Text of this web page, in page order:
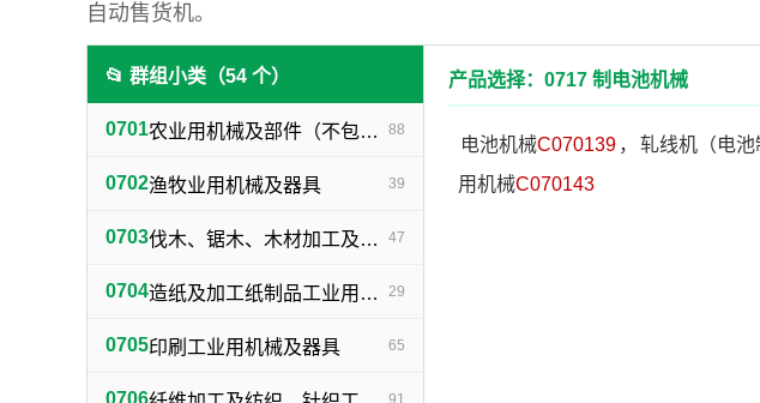
自动售货机。
📂 群组小类（54 个）
0701 农业用机械及部件（不包括小农具） 88
0702渔牧业用机械及器具 39
0703 伐木、锯木、木材加工及火柴生产用机械及器具 47
0704 造纸及加工纸制品工业用机械及器具 29
0705印刷工业用机械及器具 65
0706 91
产品选择：0717 制电池机械
电池机械C070139 ， 轧线机（电池
用机械C070143